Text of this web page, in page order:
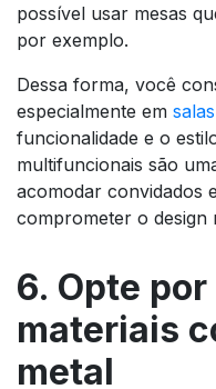
possível usar mesas
por exemplo.
Dessa forma, você
especialmente em
funcionalidade e o
multifuncionais são
acomodar convidados
comprometer o design
6. Opte
materiais
metal